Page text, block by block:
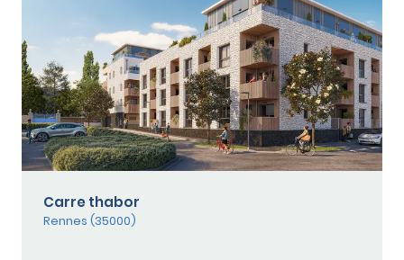
Carre thabor
Rennes (35000)